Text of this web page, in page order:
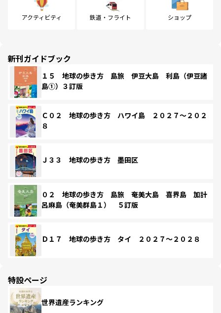
アクティビティ 鉄道・フライト ショップ
新刊ガイドブック
１５ 地球の歩き方 島旅 伊豆大島 利島（伊豆諸
島①）３訂版
Ｃ０２ 地球の歩き方 ハワイ島 ２０２７～２０２
８
Ｊ３３ 地球の歩き方 墨田区
０２ 地球の歩き方 島旅 奄美大島 喜界島 加計
呂麻島（奄美群島１） ５訂版
Ｄ１７ 地球の歩き方 タイ ２０２７～２０２８
特設ページ
世界遺産ランキング